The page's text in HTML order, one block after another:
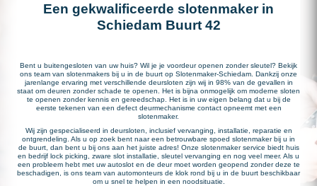
Een gekwalificeerde slotenmaker in
Schiedam Buurt 42
Bent u buitengesloten van uw huis? Wil je je voordeur openen zonder sleutel? Bekijk
ons team van slotenmakers bij u in de buurt op Slotenmaker-Schiedam. Dankzij onze
jarenlange ervaring met verschillende deursloten zijn wij in 98% van de gevallen in
staat om deuren zonder schade te openen. Het is bijna onmogelijk om moderne sloten
te openen zonder kennis en gereedschap. Het is in uw eigen belang dat u bij de
eerste tekenen van een defect deurmechanisme contact opneemt met een
slotenmaker.
Wij zijn gespecialiseerd in deursloten, inclusief vervanging, installatie, reparatie en
ontgrendeling. Als u op zoek bent naar een betrouwbare spoed slotenmaker bij u in
de buurt, dan bent u bij ons aan het juiste adres! Onze slotenmaker service biedt huis
en bedrijf lock picking, zware slot installatie, sleutel vervanging en nog veel meer. Als u
een probleem hebt met uw autoslot en de deur moet worden geopend zonder deze te
beschadigen, is ons team van automonteurs de klok rond bij u in de buurt beschikbaar
om u snel te helpen in een noodsituatie.